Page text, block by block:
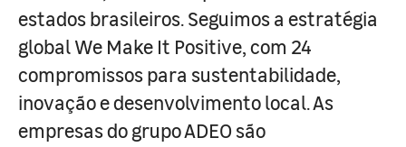
estados brasileiros. Seguimos a estratégia
global We Make It Positive, com 24
compromissos para sustentabilidade,
inovação e desenvolvimento local. As
empresas do grupo ADEO são